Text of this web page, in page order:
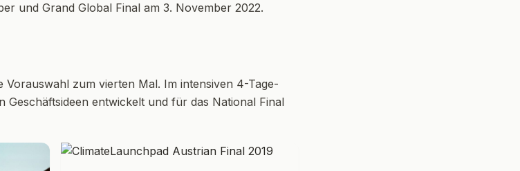
und Grand Global Final am 3. November 2022.
Vorauswahl zum vierten Mal. Im intensiven 4-Tage-
Geschäftsideen entwickelt und für das National Final